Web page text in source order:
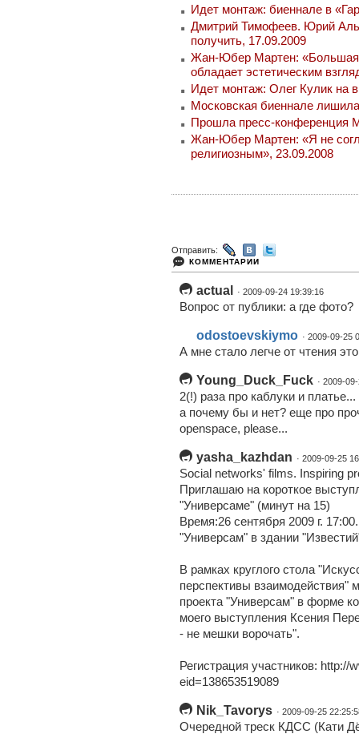
Идет монтаж: биеннале в
Дмитрий Тимофеев. Юрий
получить, 17.09.2009
Жан-Юбер Мартен: «Большая
обладает эстетическим
Идет монтаж: Олег Кулик на
Московская биеннале
Прошла пресс-конференция
Жан-Юбер Мартен: «Я не
религиозным», 23.09.2008
Отправить:
КОММЕНТАРИИ
actual · 2009-09-24 19:39:16
Вопрос от публики: а где фото?
odostoevskiymo · 2009-09-25
А мне стало легче от чтения
Young_Duck_Fuck · 2009-
2(!) раза про каблуки и платье...
а почему бы и нет? еще про
openspace, please...
yasha_kazhdan · 2009-09-25
Social networks' films. Inspiring
Приглашаю на короткое
"Универсаме" (минут на 15)
Время:26 сентября 2009 г.
"Универсам" в здании
В рамках круглого стола
перспективы взаимодействия"
проекта "Универсам" в форме
моего выступления Ксения
- не мешки ворочать".
Регистрация участников:
eid=138653519089
Nik_Tavorys · 2009-09-25
Очередной треск КДСС (Кати